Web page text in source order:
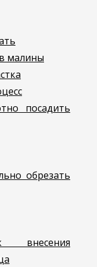
малины
посадить
обрезать